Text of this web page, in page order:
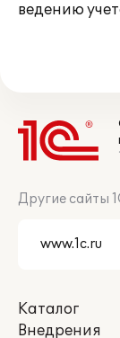
ведению
Другие сайты
Каталог
Внедрения